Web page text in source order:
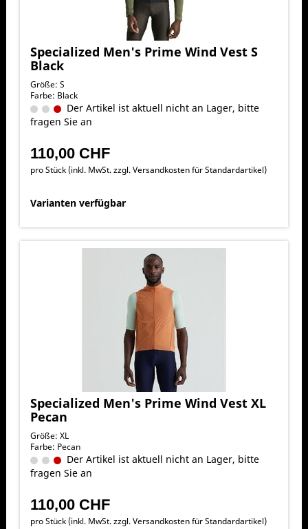
Specialized Men's Prime Wind Vest S
Black
Größe: S
Farbe: Black
Der Artikel ist aktuell nicht an Lager, bitte
fragen Sie an
110,00 CHF
pro Stück (inkl. MwSt. zzgl.Versandkosten für Standardartikel)
Varianten verfügbar
Specialized Men's Prime Wind Vest XL
Pecan
Größe: XL
Farbe: Pecan
Der Artikel ist aktuell nicht an Lager, bitte
fragen Sie an
110,00 CHF
pro Stück (inkl. MwSt. zzgl.Versandkosten für Standardartikel)